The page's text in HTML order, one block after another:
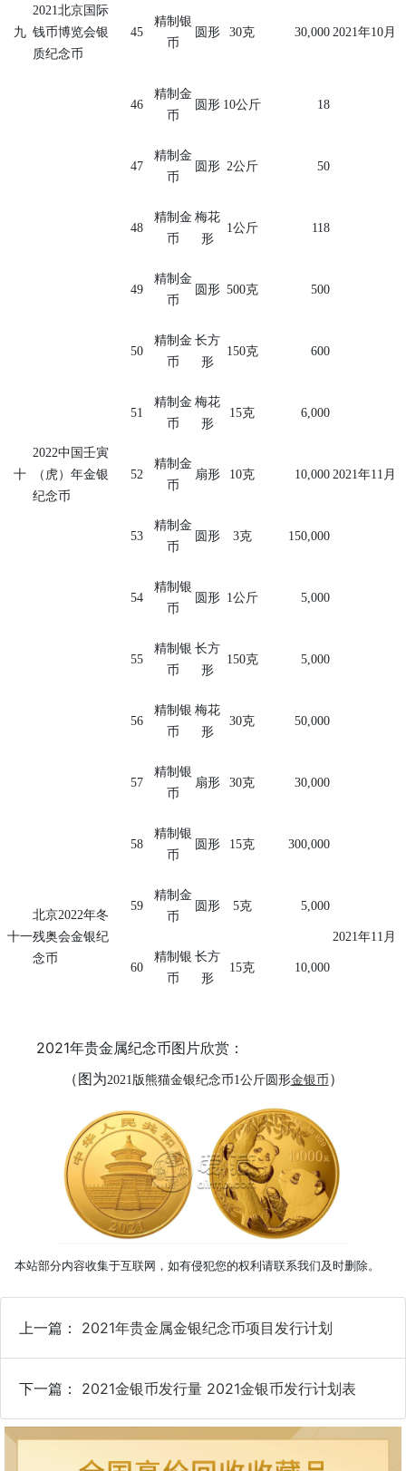
九
2021北京国际
钱币博览会银
质纪念币
45
精制银
币
圆形 30克 30,000 2021年10 月
十
2022中国壬寅
（虎）年金银
纪念币
46
精制金
币
圆形 10公斤 18
2021年11 月
47
精制金
币
圆形 2公斤 50
48
精制金
币
梅花
形
1公斤 118
49
精制金
币
圆形 500克 500
50
精制金
币
长方
形
150克 600
51
精制金
币
梅花
形
15克 6,000
52
精制金
币
扇形 10克 10,000
53
精制金
币
圆形 3克 150,000
54
精制银
币
圆形 1公斤 5,000
55
精制银
币
长方
形
150克 5,000
56
精制银
币
梅花
形
30克 50,000
57
精制银
币
扇形 30克 30,000
58
精制银
币
圆形 15克 300,000
十一
北京2022年冬
残奥会金银纪
念币
59
精制金
币
圆形 5克 5,000
2021年11 月
60
精制银
币
长方
形
15克 10,000
2021年贵金属纪念币图片欣赏：
（图为2021 版熊猫金银纪念币1公斤圆形金银币 ）
本站部分内容收集于互联网，如有侵犯您的权利请联系我们及时删除。
上一篇： 2021年贵金属金银纪念币项目发行计划
下一篇： 2021金银币发行量 2021金银币发行计划表